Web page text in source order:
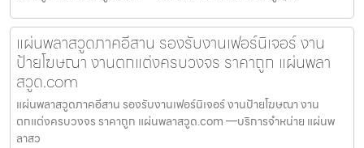
แผ่นพลาสวูดภาคอีสาน รองรับงานเฟอร์นิเจอร์ งาน
ป้ายโฆษณา งานตกแต่งครบวงจร ราคาถูก แผ่นพลา
สวูด.com
แผ่นพลาสวูดภาคอีสาน รองรับงานเฟอร์นิเจอร์ งานป้ายโฆษณา งาน
ตกแต่งครบวงจร ราคาถูก แผ่นพลาสวูด.com —บริการจำหน่าย แผ่นพ
ลาสว